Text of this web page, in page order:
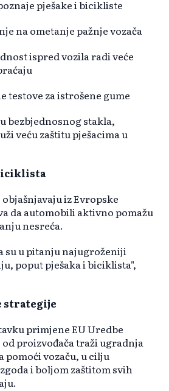
pješake i bicikliste
na ometanje pažnje vozača
ispred vozila radi veće
testove za istrošene gume
bezbjednosnog stakla,
veću zaštitu pješacima u
iz Evropske
da automobili aktivno pomažu
nesreća.
su u pitanju najugroženiji
poput pješaka i biciklista",
strategije
primjene EU Uredbe
od proizvođača traži ugradnja
vozaču, u cilju
i boljom zaštitom svih